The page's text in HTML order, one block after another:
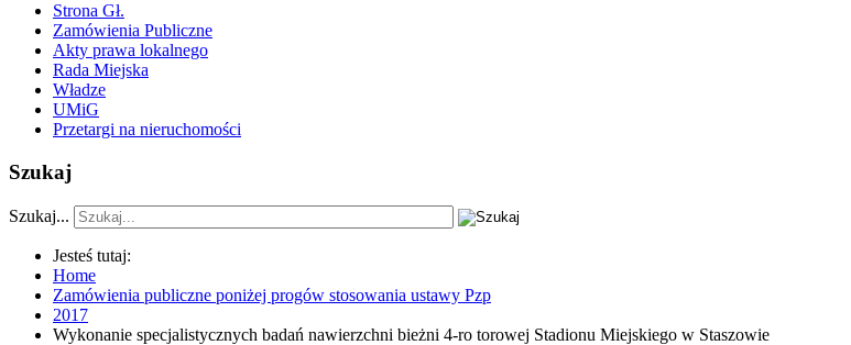
Strona Gł.
Zamówienia Publiczne
Akty prawa lokalnego
Rada Miejska
Władze
UMiG
Przetargi na nieruchomości
Szukaj
Szukaj...
Jesteś tutaj:
Home
Zamówienia publiczne poniżej progów stosowania ustawy Pzp
2017
Wykonanie specjalistycznych badań nawierzchni bieżni 4-ro torowej Stadionu Miejskiego w Staszowie